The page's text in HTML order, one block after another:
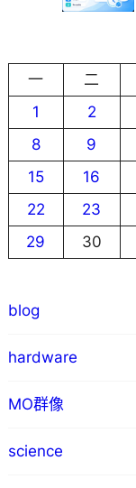
一
二
1
2
8
9
15
16
22
23
29
30
blog
hardware
MO群像
science